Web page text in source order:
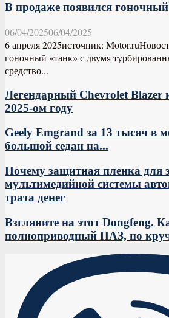
В продаже появился
06/04/202506/04/2025
6 апреля 2025источник:
гоночный «танк» с двумя
средство...
Легендарный Chevrolet Blazer
2025-ом году
Geely Emgrand за 13 тысяч в
большой седан на...
Почему защитная пленка для
мультимедийной системы
трата денег
Взгляните на этот Dongfeng.
полноприводный ПАЗ, но